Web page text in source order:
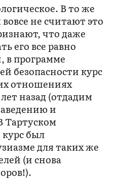
В то же
не считают это
что даже
его все равно
в программе
безопасности курс
отношениях
назад (отдадим
и
Тартуском
был
для таких же
(и снова